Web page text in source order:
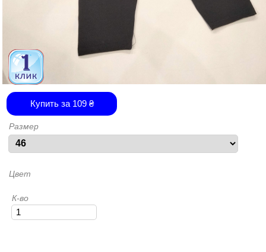
Купить за 109₴
Размер
Цвет
К-во